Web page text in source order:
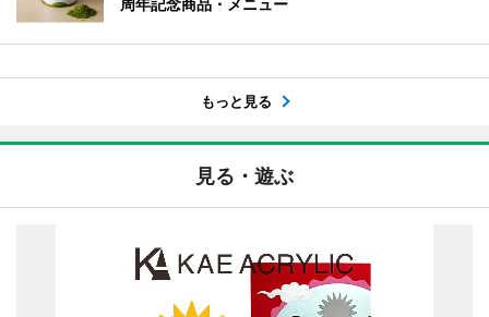
周年記念商品・メニュー
もっと見る
見る・遊ぶ